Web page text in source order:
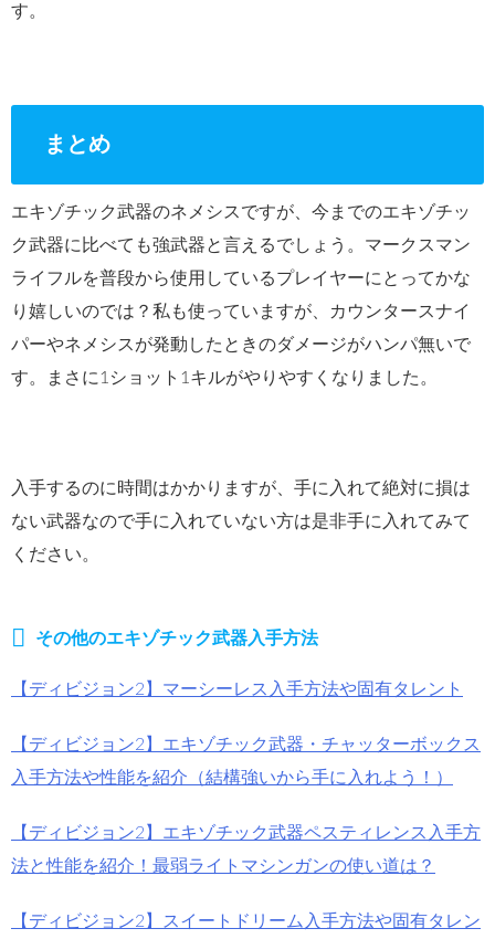
す。
まとめ
エキゾチック武器のネメシスですが、今までのエキゾチッ
ク武器に比べても強武器と言えるでしょう。マークスマン
ライフルを普段から使用しているプレイヤーにとってかな
り嬉しいのでは？私も使っていますが、カウンタースナイ
パーやネメシスが発動したときのダメージがハンパ無いで
す。まさに1ショット1キルがやりやすくなりました。
入手するのに時間はかかりますが、手に入れて絶対に損は
ない武器なので手に入れていない方は是非手に入れてみて
ください。
その他のエキゾチック武器入手方法
【ディビジョン2】マーシーレス入手方法や固有タレント
【ディビジョン2】エキゾチック武器・チャッターボックス
入手方法や性能を紹介（結構強いから手に入れよう！）
【ディビジョン2】エキゾチック武器ペスティレンス入手方
法と性能を紹介！最弱ライトマシンガンの使い道は？
【ディビジョン2】スイートドリーム入手方法や固有タレン